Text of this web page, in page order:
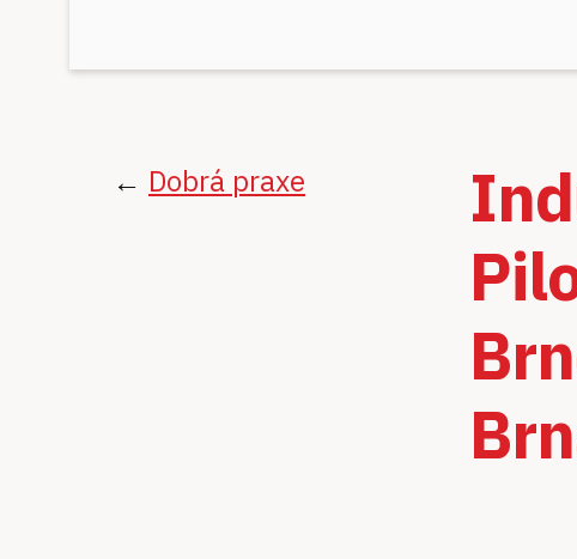
← Dobrá praxe